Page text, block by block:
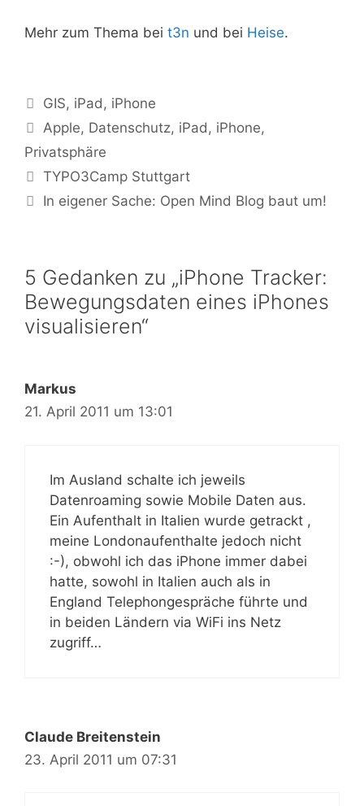
Mehr zum Thema bei t3n und bei Heise.
Kategorien
GIS, iPad, iPhone
Tags
Apple, Datenschutz, iPad, iPhone,
Privatsphäre
TYPO3Camp Stuttgart
In eigener Sache: Open Mind Blog baut um!
5 Gedanken zu „iPhone Tracker:
Bewegungsdaten eines iPhones
visualisieren“
Markus
21. April 2011 um 13:01
Im Ausland schalte ich jeweils
Datenroaming sowie Mobile Daten aus.
Ein Aufenthalt in Italien wurde getrackt ,
meine Londonaufenthalte jedoch nicht
:-), obwohl ich das iPhone immer dabei
hatte, sowohl in Italien auch als in
England Telephongespräche führte und
in beiden Ländern via WiFi ins Netz
zugriff…
Claude Breitenstein
23. April 2011 um 07:31